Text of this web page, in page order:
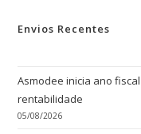
Envios Recentes
Asmodee inicia ano
rentabilidade
05/08/2026